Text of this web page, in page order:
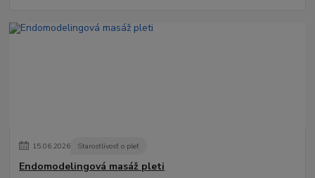
15.06.2026 Starostlivosť o pleť
Endomodelingová masáž pleti